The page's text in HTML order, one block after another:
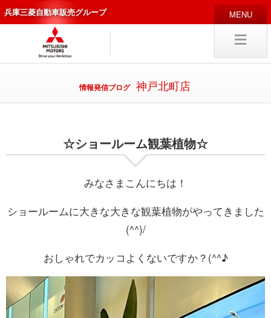
兵庫三菱自動車販売グループ
HOME 販売店
新車 中古・カスタム車
採用情報 キャリア採用
お問い合わせ
情報発信ブログ 神戸北町店
☆ショールーム観葉植物☆
みなさまこんにちは！
ショールームに大きな大きな観葉植物がやってきました
(^^)/
おしゃれでカッコよくないですか？(^^♪